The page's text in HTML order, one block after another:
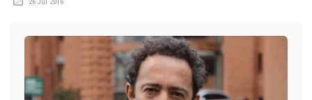
Pastoral
CARTERA